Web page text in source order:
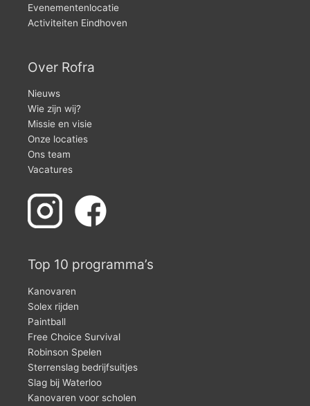
Evenementenlocatie
Activiteiten Eindhoven
Over Rofra
Nieuws
Wie zijn wij?
Missie en visie
Onze locaties
Ons team
Vacatures
Top 10 programma’s
Kanovaren
Solex rijden
Paintball
Free Choice Survival
Robinson Spelen
Sterrenslag bedrijfsuitjes
Slag bij Waterloo
Kanovaren voor scholen